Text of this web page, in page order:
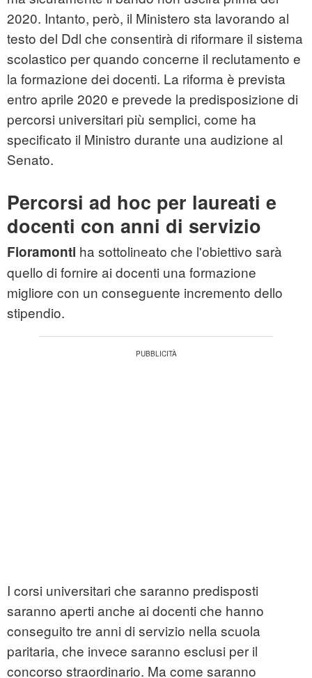
2020. Intanto, però, il Ministero sta lavorando al
testo del Ddl che consentirà di riformare il sistema
scolastico per quando concerne il reclutamento e
la formazione dei docenti. La riforma è prevista
entro aprile 2020 e prevede la predisposizione di
percorsi universitari più semplici, come ha
specificato il Ministro durante una audizione al
Senato.
Percorsi ad hoc per laureati e
docenti con anni di servizio
Fioramonti ha sottolineato che l'obiettivo sarà
quello di fornire ai docenti una formazione
migliore con un conseguente incremento dello
stipendio.
I corsi universitari che saranno predisposti
saranno aperti anche ai docenti che hanno
conseguito tre anni di servizio nella scuola
paritaria, che invece saranno esclusi per il
concorso straordinario. Ma come saranno